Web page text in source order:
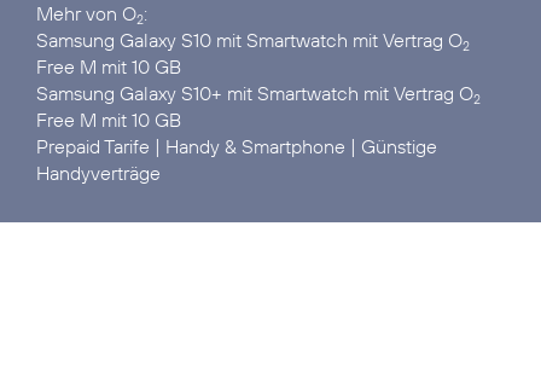
Mehr von O2
Samsung Galaxy S10 mit Smartwatch mit Vertrag O2
Samsung Galaxy S10+ mit Smartwatch mit Vertrag O2
Prepaid Tarife | Handy & Smartphone | Günstige
Handyverträge